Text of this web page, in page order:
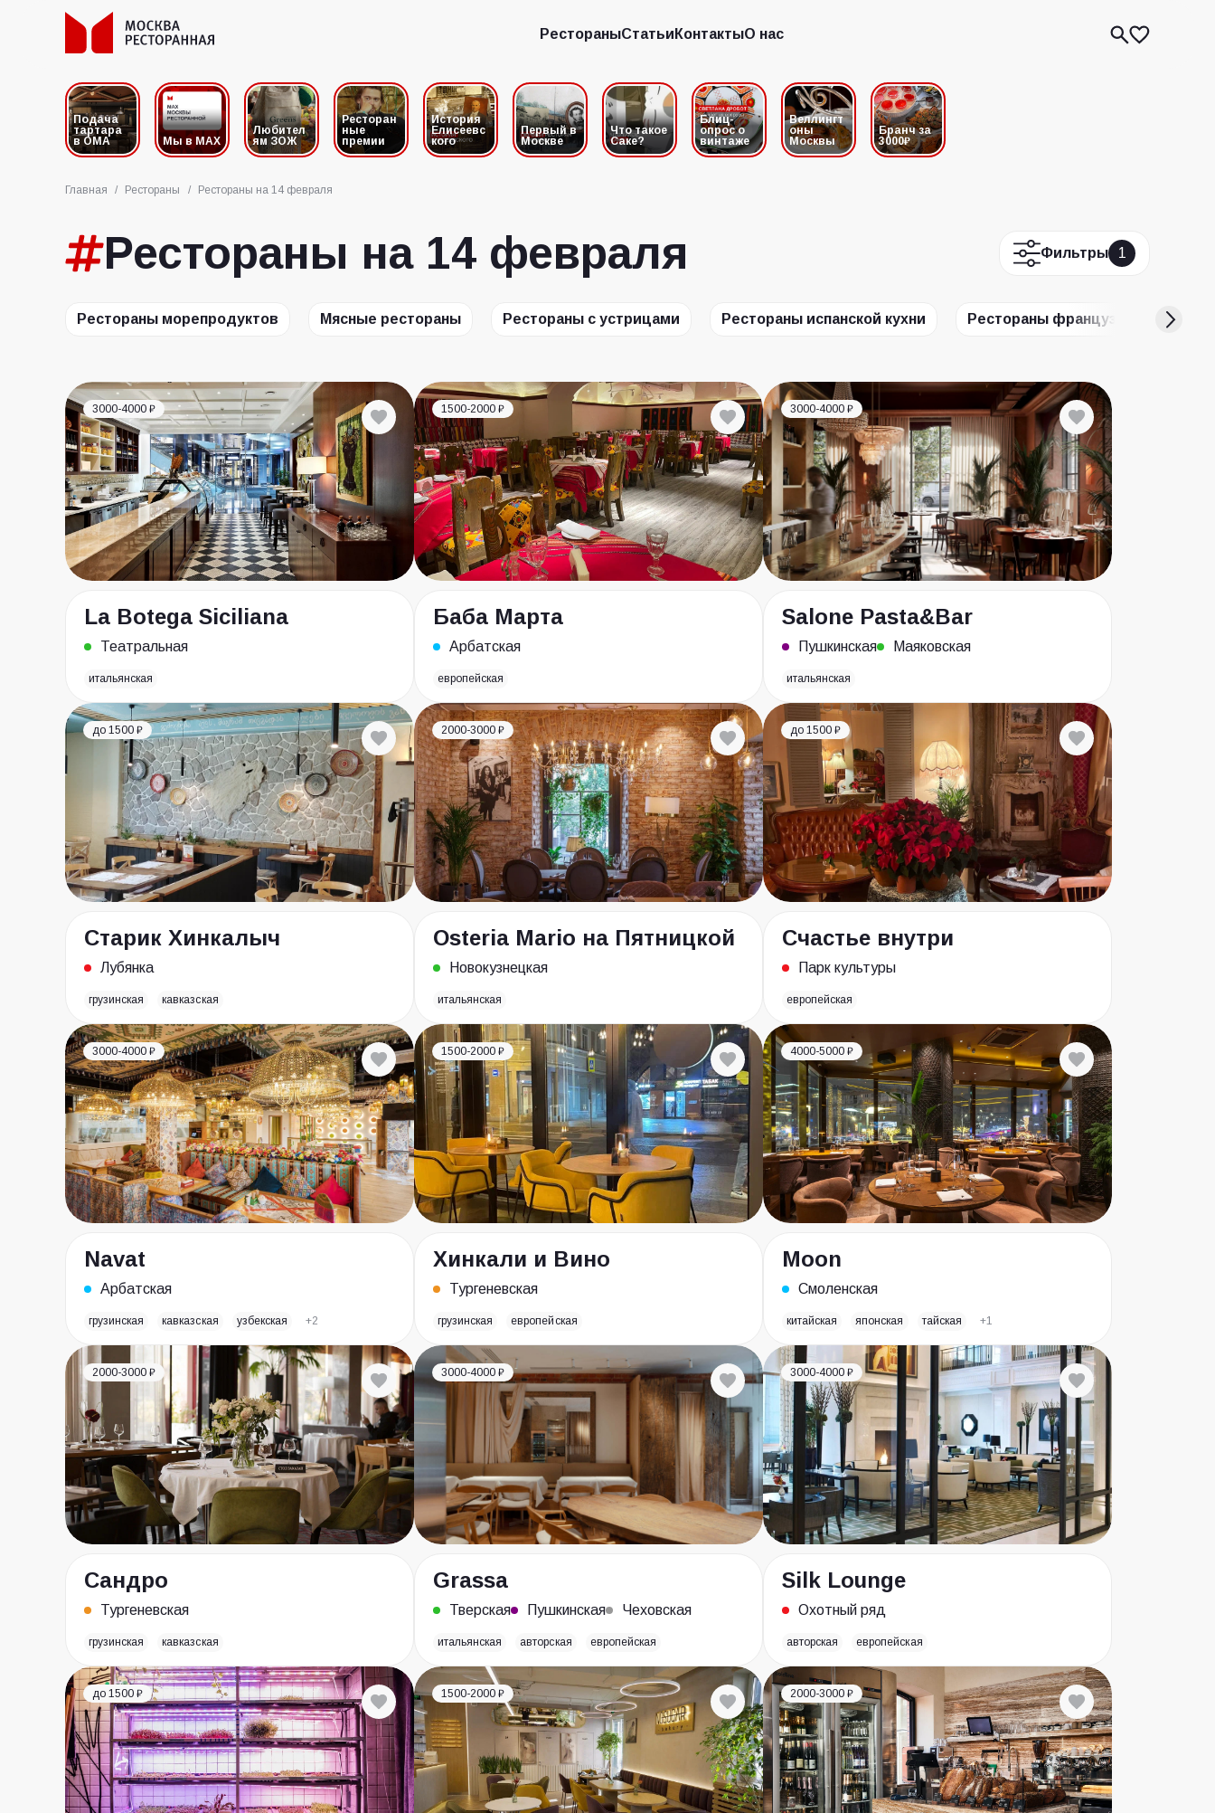
РестораныСтатьи КонтактыО нас
РестораныСтатьиКонтактыО нас
Подача
тартара
в ОМА
Мы в MAX
Любител
ям ЗОЖ
Ресторан
ные
премии
История
Елисеевс
кого
Первый в
Москве
Что такое
Саке?
Блиц-
опрос о
винтаже
Веллингт
оны
Москвы
Бранч за
3000₽
Главная / Рестораны / Рестораны на 14 февраля
Рестораны на 14 февраля Фильтры 1
Рестораны морепродуктов Мясные рестораны Рестораны с устрицами Рестораны испанской кухни Рестораны французской кухни
3000-4000 ₽
La Botega Siciliana
Театральная
итальянская
1500-2000 ₽
Баба Марта
Арбатская
европейская
3000-4000 ₽
Salone Pasta&Bar
Пушкинская Маяковская
итальянская
до 1500 ₽
Старик Хинкалыч
Лубянка
грузинская кавказская
2000-3000 ₽
Osteria Mario на Пятницкой
Новокузнецкая
итальянская
до 1500 ₽
Счастье внутри
Парк культуры
европейская
3000-4000 ₽
Navat
Арбатская
грузинская кавказская узбекская +2
1500-2000 ₽
Хинкали и Вино
Тургеневская
грузинская европейская
4000-5000 ₽
Moon
Смоленская
китайская японская тайская +1
2000-3000 ₽
Сандро
Тургеневская
грузинская кавказская
3000-4000 ₽
Grassa
Тверская Пушкинская Чеховская
итальянская авторская европейская
3000-4000 ₽
Silk Lounge
Охотный ряд
авторская европейская
до 1500 ₽ 1500-2000 ₽ 2000-3000 ₽